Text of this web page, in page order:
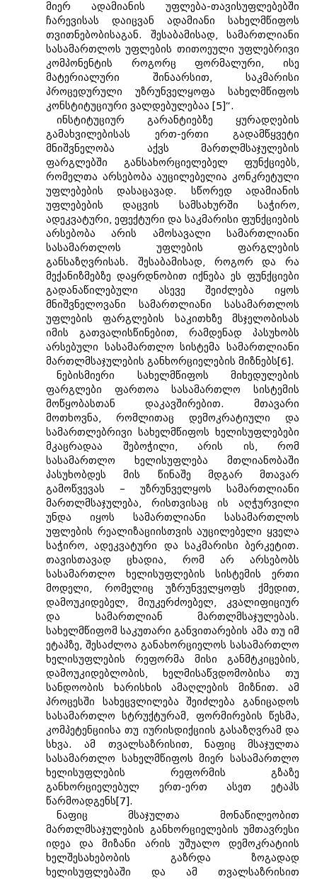
მიერ ადამიანის უფლება-თავისუფლებებში
ჩარევისას დაიცვან ადამიანი სახელმწიფოს
თვითნებობისაგან. შესაბამისად, სამართლიანი
სასამართლოს უფლების თითოეული უფლებრივი
კომპონენტის როგორც ფორმალური, ისე
მატერიალური შინაარსით, საკმარისი
პროცედურული უზრუნველყოფა სახელმწიფოს
კონსტიტუციური ვალდებულებაა [5]“.
ინსტიტუციურ გარანტიებზე ყურადღების
გამახვილებისას ერთ-ერთი გადამწყვეტი
მნიშვნელობა აქვს მართლმსაჯულების
ფარგლებში განსახორციელებელ ფუნქციებს,
რომელთა არსებობა აუცილებელია კონკრეტული
უფლებების დასაცავად. სწორედ ადამიანის
უფლებების დაცვის სამსახურში საჭირო,
ადეკვატური, ეფექტური და საკმარისი ფუნქციების
არსებობა არის ამოსავალი სამართლიანი
სასამართლოს უფლების ფარგლების
განსაზღვრისას. შესაბამისად, როგორ და რა
მექანიზმებზე დაყრდნობით იქნება ეს ფუნქციები
გადანაწილებული ასევე შეიძლება იყოს
მნიშვნელოვანი სამართლიანი სასამართლოს
უფლების ფარგლების საკითხზე მსჯელობისას
იმის გათვალისწინებით, რამდენად პასუხობს
არსებული სასამართლო სისტემა სამართლიანი
მართლმსაჯულების განხორციელების მიზნებს[6].
ნებისმიერი სახელმწიფოს მიხედულების
ფარგლები ფართოა სასამართლო სისტემის
მოწყობასთან დაკავშირებით. მთავარი
მოთხოვნა, რომლითაც დემოკრატიული და
სამართლებრივი სახელმწიფოს ხელისუფლებები
მკაცრადაა შებოჭილი, არის ის, რომ
სასამართლო ხელისუფლება მთლიანობაში
პასუხობდეს მის წინაშე მდგარ მთავარ
გამოწვევას – უზრუნველყოს სამართლიანი
მართლმსაჯულება, რისთვისაც ის აღჭურვილი
უნდა იყოს სამართლიანი სასამართლოს
უფლების რეალიზაციისთვის აუცილებელი ყველა
საჭირო, ადეკვატური და საკმარისი ბერკეტით.
თავისთავად ცხადია, რომ არ არსებობს
სასამართლო ხელისუფლების სისტემის ერთი
მოდელი, რომელიც უზრუნველყოფს ქმედით,
დამოუკიდებელ, მიუკერძოებელ, კვალიფიციურ
და სამართლიან მართლმსაჯულებას.
სახელმწიფომ საკუთარი განვითარების ამა თუ იმ
ეტაპზე, შესაძლოა განახორციელოს სასამართლო
ხელისუფლების რეფორმა მისი განმტკიცების,
დამოუკიდებლობის, ხელმისაწვდომობისა თუ
სანდოობის ხარისხის ამაღლების მიზნით. ამ
პროცესში სახეცვლილება შეიძლება განიცადოს
სასამართლო სტრუქტურამ, ფორმირების წესმა,
კომპეტენციისა თუ იურისდიქციის გასაზღვრამ და
სხვა. ამ თვალსაზრისით, ნაფიც მსაჯულთა
სასამართლო სახელმწიფოს მიერ სასამართლო
ხელისუფლების რეფორმის გზაზე
განხორციელებულ ერთ-ერთ ასეთ ეტაპს
წარმოადგენს[7].
ნაფიც მსაჯულთა მონაწილეობით
მართლმსაჯულების განხორციელების უმთავრესი
იდეა და მიზანი არის უშუალო დემოკრატიის
ხელშესახებობის გაზრდა ზოგადად
ხელისუფლებაში და ამ თვალსაზრისით